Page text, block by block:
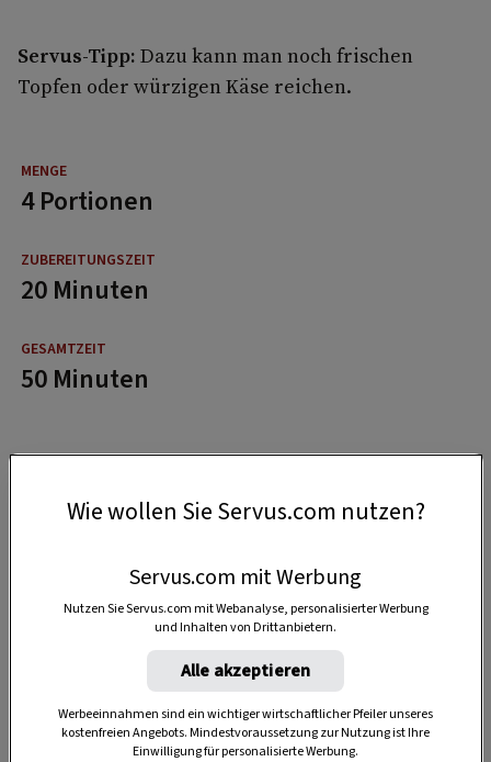
Servus-Tipp: Dazu kann man noch frischen
Topfen oder würzigen Käse reichen.
4 Portionen
20 Minuten
50 Minuten
Wie wollen Sie Servus.com nutzen?
Servus.com mit Werbung
Nutzen Sie Servus.com mit Webanalyse, personalisierter Werbung
und Inhalten von Drittanbietern.
Alle akzeptieren
Werbeeinnahmen sind ein wichtiger wirtschaftlicher Pfeiler unseres
kostenfreien Angebots. Mindestvoraussetzung zur Nutzung ist Ihre
Einwilligung für personalisierte Werbung.